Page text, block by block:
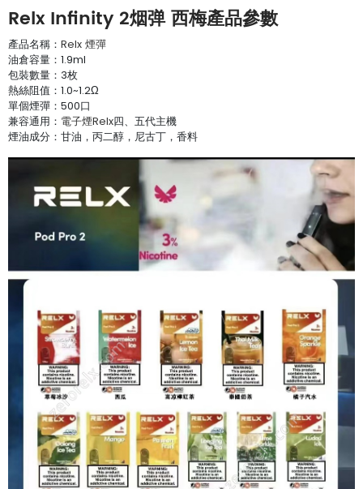
Relx Infinity 2烟弹 西梅產品參數
產品名稱： Relx 煙彈
油倉容量：1.9ml
包裝數量：3枚
熱絲阻值：1.0~1.2Ω
單個煙彈：500口
兼容通用： 電子煙Relx四、五代主機
煙油成分：甘油，丙二醇，尼古丁，香料